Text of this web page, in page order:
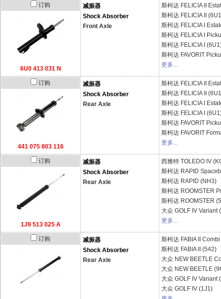
订购
6U0 413 031 N
减振器
Shock Absorber
Front Axle
斯柯达 FELICIA II
斯柯达 FELICIA II
斯柯达 FELICIA I
斯柯达 FELICIA I
斯柯达 FELICIA I
斯柯达 FAVORIT
更多...
订购
441 075 803 116
减振器
Shock Absorber
Rear Axle
斯柯达 FELICIA II
斯柯达 FELICIA II
斯柯达 FELICIA I
斯柯达 FELICIA I
斯柯达 FAVORIT
斯柯达 FAVORIT
更多...
订购
1J9 513 025 A
减振器
Shock Absorber
Rear Axle
西雅特 TOLEDO IV
斯柯达 RAPID
斯柯达 RAPID (NH3)
斯柯达 ROOMSTER
斯柯达 ROOMSTER
大众 GOLF IV Variant
更多...
订购
减振器
Shock Absorber
Rear Axle
斯柯达 FABIA II
斯柯达 FABIA II (542)
大众 NEW BEETLE
大众 NEW BEETLE
大众 GOLF IV Variant
大众 GOLF IV (1J1)